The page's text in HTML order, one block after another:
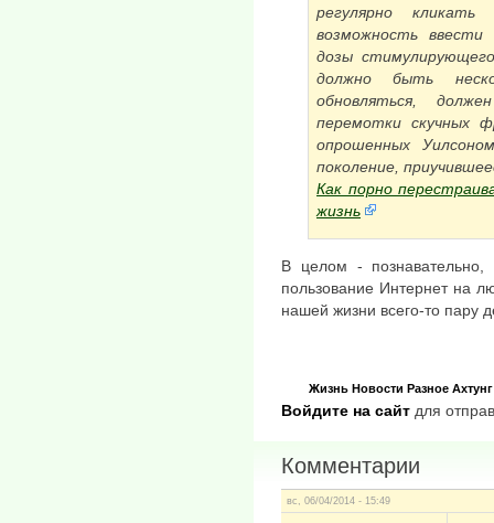
регулярно
возможность ввести
дозы
должно быть
обновляться,
перемотки скучных
опрошенных
поколение,
Как порно
жизнь
В целом -
пользование Интернет на
нашей жизни всего-то пару
Жизнь Новости Разное Ахтунг
Войдите на сайт для
Комментарии
вс, 06/04/2014 - 15:49